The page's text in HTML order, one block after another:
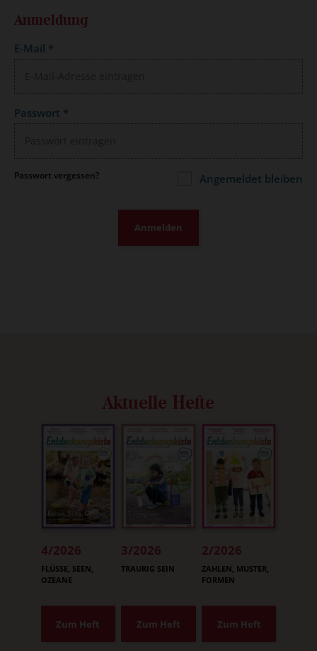
Anmeldung
E-Mail *
Passwort *
Passwort vergessen? Angemeldet bleiben
Anmelden
Aktuelle Hefte
4/2026
:
FLÜSSE, SEEN,
OZEANE
Zum Heft
3/2026
:
TRAURIG SEIN
Zum Heft
2/2026
:
ZAHLEN, MUSTER,
FORMEN
Zum Heft